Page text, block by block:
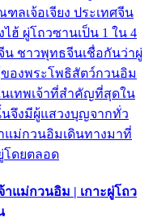
ลเจ้อเจียง ประเทศจีน
ฮ้ ผู่โถวซานเป็น 1 ใน 4
ชาวพุทธจีนเชื่อกันว่าผู่
องพระโพธิสัตว์กวนอิม
เทพเจ้าที่สำคัญที่สุดใน
จึงมีผู้แสวงบุญจากทั่ว
แม่กวนอิมเดินทางมาที่
โดยตลอด
แม่กวนอิม | เกาะผู่โถว